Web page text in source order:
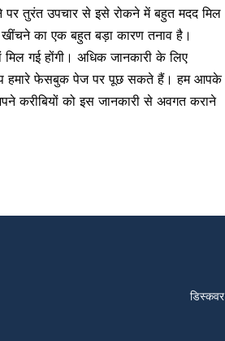
पर तुरंत उपचार से इसे रोकने में बहुत मदद मिल
का एक बहुत बड़ा कारण तनाव है।
गई होंगी। अधिक जानकारी के लिए
हमारे फेसबुक पेज पर पूछ सकते हैं। हम आपके
करीबियों को इस जानकारी से अवगत कराने
डिस्कवर